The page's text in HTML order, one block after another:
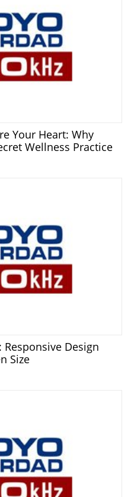
Your Heart: Why
Wellness Practice
Design
Size